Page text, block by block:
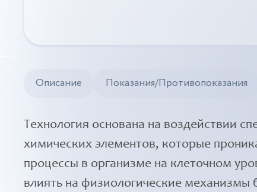
Описание Показания/Противопоказания
Технология основана на воздействии
химических элементов, которые
процессы в организме на клеточном
влиять на физиологические механизмы